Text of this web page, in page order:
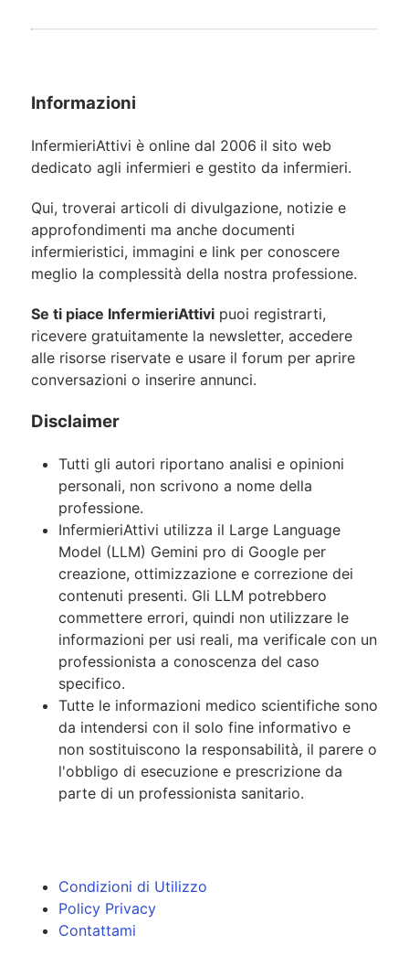
Informazioni
InfermieriAttivi è online dal 2006 il sito web
dedicato agli infermieri e gestito da infermieri.
Qui, troverai articoli di divulgazione, notizie e
approfondimenti ma anche documenti
infermieristici, immagini e link per conoscere
meglio la complessità della nostra professione.
Se ti piace InfermieriAttivi puoi registrarti,
ricevere gratuitamente la newsletter, accedere
alle risorse riservate e usare il forum per aprire
conversazioni o inserire annunci.
Disclaimer
Tutti gli autori riportano analisi e opinioni
personali, non scrivono a nome della
professione.
InfermieriAttivi utilizza il Large Language
Model (LLM) Gemini pro di Google per
creazione, ottimizzazione e correzione dei
contenuti presenti. Gli LLM potrebbero
commettere errori, quindi non utilizzare le
informazioni per usi reali, ma verificale con un
professionista a conoscenza del caso
specifico.
Tutte le informazioni medico scientifiche sono
da intendersi con il solo fine informativo e
non sostituiscono la responsabilità, il parere o
l'obbligo di esecuzione e prescrizione da
parte di un professionista sanitario.
Condizioni di Utilizzo
Policy Privacy
Contattami